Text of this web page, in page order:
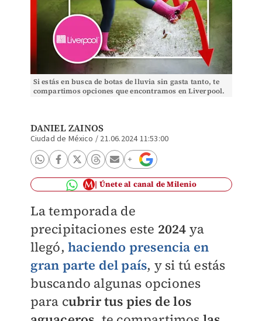
Si estás en busca de botas de lluvia sin gasta tanto, te
compartimos opciones que encontramos en Liverpool.
DANIEL ZAINOS
Ciudad de México / 21.06.2024 11:53:00
Únete al canal de Milenio
La temporada de
precipitaciones este 2024 ya
llegó, haciendo presencia en
gran parte del país, y si tú estás
buscando algunas opciones
para cubrir tus pies de los